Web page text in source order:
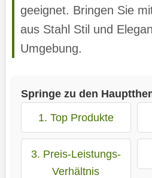
geeignet. Bringen Sie
aus Stahl Stil und
Umgebung.
Springe zu den
1. Top Produkte
3. Preis-Leistungs-
Verhältnis